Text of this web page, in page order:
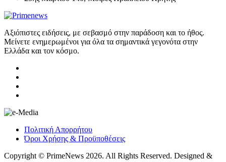
Αξιόπιστες ειδήσεις, με σεβασμό στην παράδοση και το ήθος.
Μείνετε ενημερωμένοι για όλα τα σημαντικά γεγονότα στην
Ελλάδα και τον κόσμο.
Πολιτική Απορρήτου
Όροι Χρήσης & Προϋποθέσεις
Copyright © PrimeNews 2026. All Rights Reserved. Designed &